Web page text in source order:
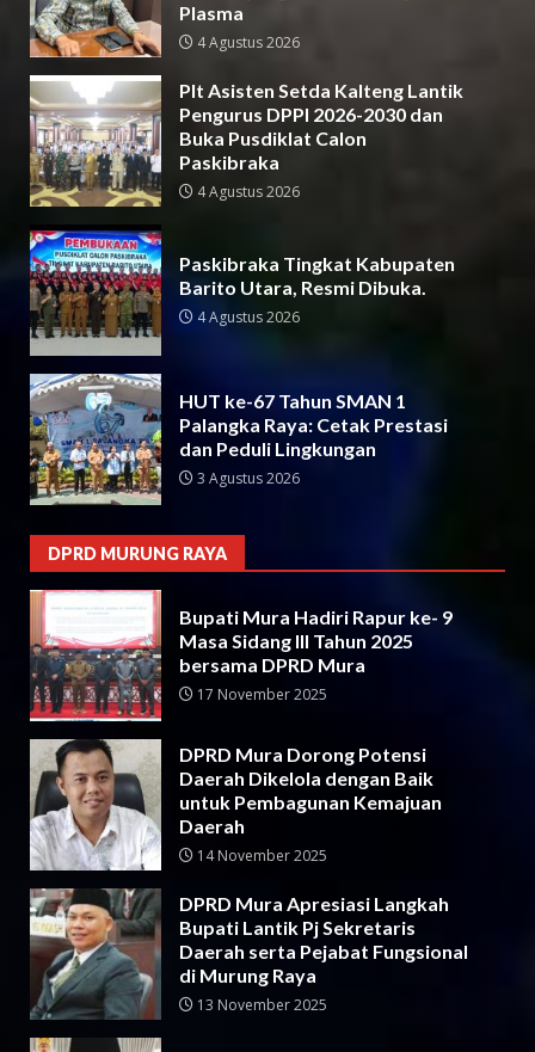
Plasma
4 Agustus 2026
Plt Asisten Setda Kalteng Lantik
Pengurus DPPI 2026-2030 dan
Buka Pusdiklat Calon
Paskibraka
4 Agustus 2026
Paskibraka Tingkat Kabupaten
Barito Utara, Resmi Dibuka.
4 Agustus 2026
HUT ke-67 Tahun SMAN 1
Palangka Raya: Cetak Prestasi
dan Peduli Lingkungan
3 Agustus 2026
DPRD MURUNG RAYA
Bupati Mura Hadiri Rapur ke- 9
Masa Sidang III Tahun 2025
bersama DPRD Mura
17 November 2025
DPRD Mura Dorong Potensi
Daerah Dikelola dengan Baik
untuk Pembagunan Kemajuan
Daerah
14 November 2025
DPRD Mura Apresiasi Langkah
Bupati Lantik Pj Sekretaris
Daerah serta Pejabat Fungsional
di Murung Raya
13 November 2025